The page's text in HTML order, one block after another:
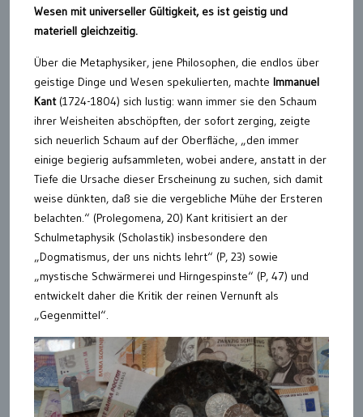
Wesen mit universeller Gültigkeit, es ist geistig und
materiell gleichzeitig.
Über die Metaphysiker, jene Philosophen, die endlos über
geistige Dinge und Wesen spekulierten, machte Immanuel
Kant(1724-1804) sich lustig: wann immer sie den Schaum
ihrer Weisheiten abschöpften, der sofort zerging, zeigte
sich neuerlich Schaum auf der Oberfläche, „den immer
einige begierig aufsammleten, wobei andere, anstatt in der
Tiefe die Ursache dieser Erscheinung zu suchen, sich damit
weise dünkten, daß sie die vergebliche Mühe der Ersteren
belachten.“ (Prolegomena, 20) Kant kritisiert an der
Schulmetaphysik (Scholastik) insbesondere den
„Dogmatismus, der uns nichts lehrt“ (P, 23) sowie
„mystische Schwärmerei und Hirngespinste“ (P, 47) und
entwickelt daher die Kritik der reinen Vernunft als
„Gegenmittel“.